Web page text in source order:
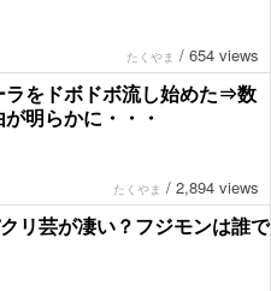
たくやま / 654 views
ラをドボドボ流し始めた⇒数
明らかに・・・
たくやま / 2,894 views
リ芸が凄い？フジモンは誰で